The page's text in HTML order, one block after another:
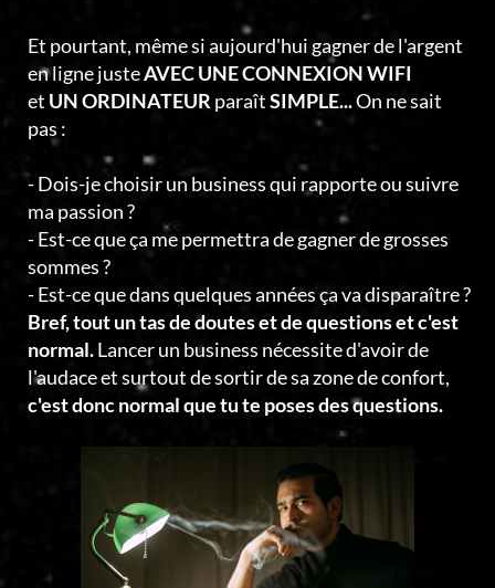
Et pourtant, même si aujourd'hui gagner de l'argent
en ligne justeAVEC UNE CONNEXION WIFI
et UN ORDINATEUR paraîtSIMPLE...On ne sait
pas :
- Dois-je choisir un business qui rapporte ou suivre
ma passion ?
- Est-ce que ça me permettra de gagner de grosses
sommes ?
- Est-ce que dans quelques années ça va disparaître ?
Bref, tout un tas de doutes et de questions et c'est
normal.Lancer un business nécessite d'avoir de
l'audace et surtout de sortir de sa zone de confort,
c'est donc normal que tu te poses des questions.